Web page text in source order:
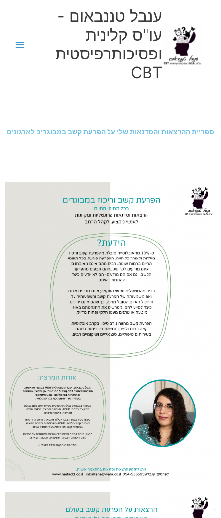
ענבל טננבאום -
עו"ס קלינית
ופסיכותרפיסטית
CBT
ספריית ההרצאות והסדנאות שלי על הפרעת קשב במבוגרים לארגונים